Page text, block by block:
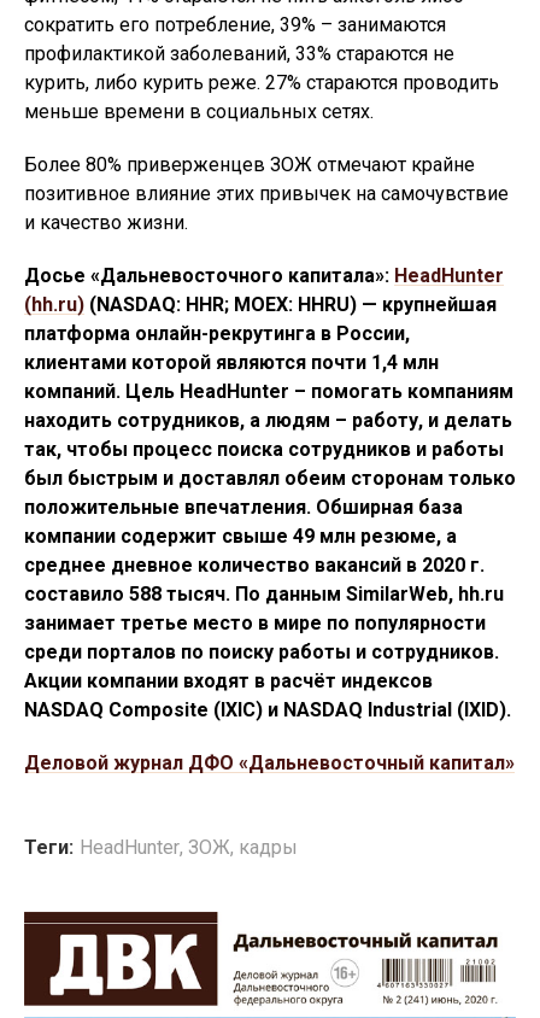
сократить его потребление, 39% – занимаются
профилактикой заболеваний, 33% стараются не
курить, либо курить реже. 27% стараются проводить
меньше времени в социальных сетях.
Более 80% приверженцев ЗОЖ отмечают крайне
позитивное влияние этих привычек на самочувствие
и качество жизни.
Досье «Дальневосточного капитала»: HeadHunter
(hh.ru) (NASDAQ: HHR; MOEX: HHRU) — крупнейшая
платформа онлайн-рекрутинга в России,
клиентами которой являются почти 1,4 млн
компаний. Цель HeadHunter – помогать компаниям
находить сотрудников, а людям – работу, и делать
так, чтобы процесс поиска сотрудников и работы
был быстрым и доставлял обеим сторонам только
положительные впечатления. Обширная база
компании содержит свыше 49 млн резюме, а
среднее дневное количество вакансий в 2020 г.
составило 588 тысяч. По данным SimilarWeb, hh.ru
занимает третье место в мире по популярности
среди порталов по поиску работы и сотрудников.
Акции компании входят в расчёт индексов
NASDAQ Composite (IXIC) и NASDAQ Industrial (IXID).
Деловой журнал ДФО «Дальневосточный капитал»
Теги: HeadHunter, ЗОЖ, кадры